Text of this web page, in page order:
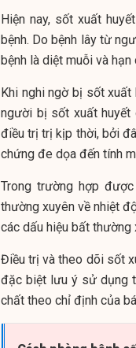
Hiện nay, sốt xuất
bệnh. Do bệnh lây từ
bệnh là diệt muỗi và
Khi nghi ngờ bị sốt xuất
người bị sốt xuất
điều trị trị kịp thời, bởi
chứng đe dọa đến tính
Trong trường hợp
thường xuyên về nhiệt
các dấu hiệu bất thường
Điều trị và theo dõi sốt
đặc biệt lưu ý sử dụng
chất theo chỉ định của